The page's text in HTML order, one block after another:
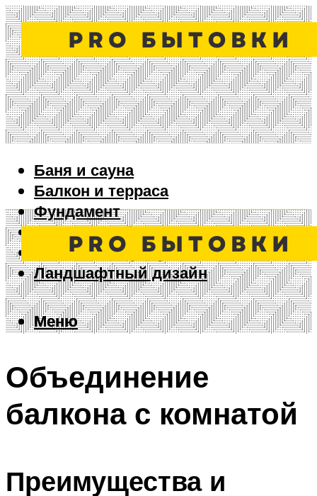
Баня и сауна
Балкон и терраса
Фундамент
Ворота и забор
Дизайн интерьера
Ландшафтный дизайн
Меню
Меню
Объединение
балкона с комнатой
Преимущества и